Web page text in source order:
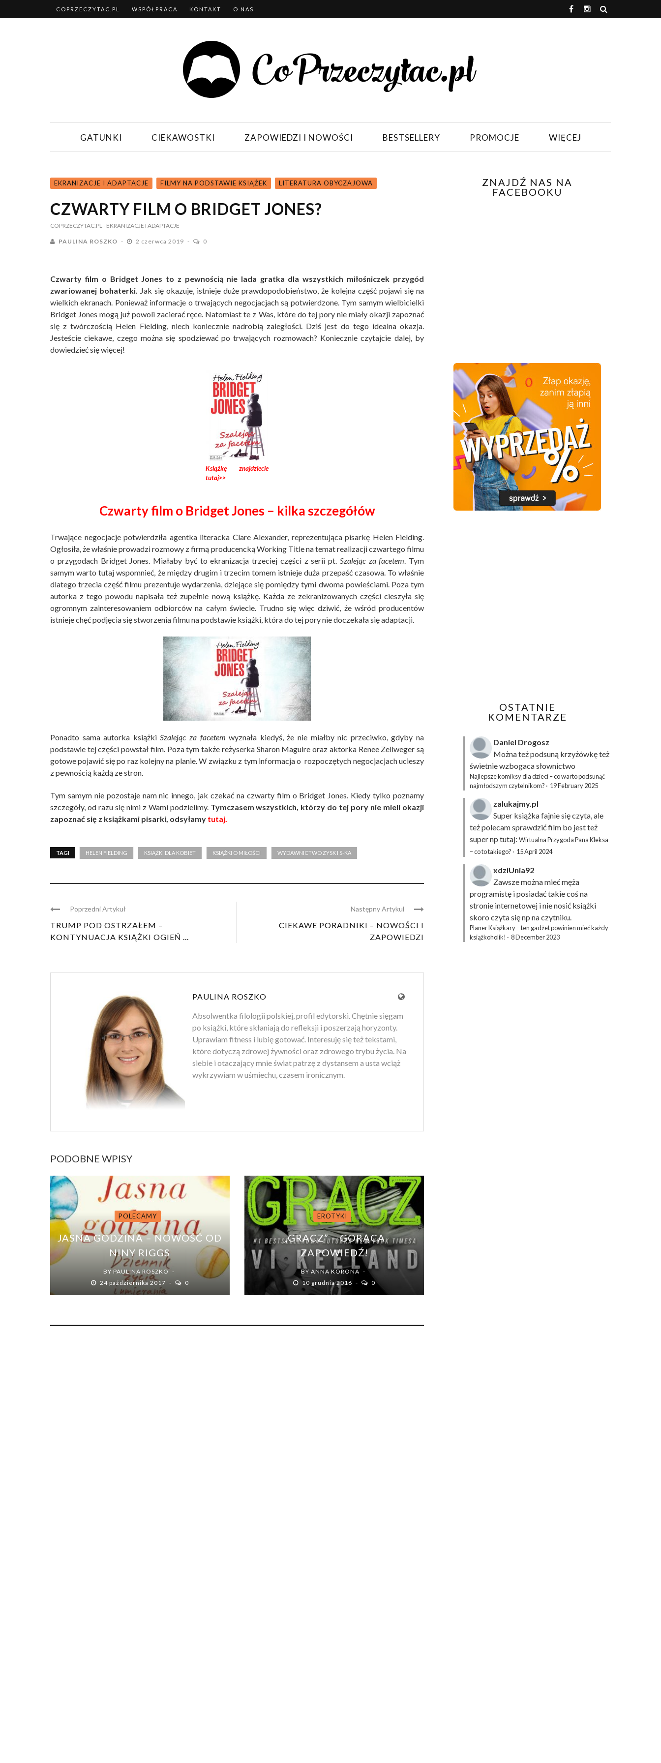
COPRZECZYTAC.PL WSPÓŁPRACA KONTAKT O NAS
GATUNKI CIEKAWOSTKI ZAPOWIEDZI I NOWOŚCI BESTSELLERY PROMOCJE WIĘCEJ
EKRANIZACJE I ADAPTACJE FILMY NA PODSTAWIE KSIĄŻEK LITERATURA OBYCZAJOWA
CZWARTY FILM O BRIDGET JONES?
COPRZECZYTAC.PL- EKRANIZACJE I ADAPTACJE
PAULINA ROSZKO 2 czerwca 2019 0
Czwarty film o Bridget Jones to z pewnością nie lada gratka dla wszystkich miłośniczek przygód
zwariowanej bohaterki. Jak się okazuje, istnieje duże prawdopodobieństwo, że kolejna część pojawi się na
wielkich ekranach. Ponieważ informacje o trwających negocjacjach są potwierdzone. Tym samym wielbicielki
Bridget Jones mogą już powoli zacierać ręce. Natomiast te z Was, które do tej pory nie miały okazji zapoznać
się z twórczością Helen Fielding, niech koniecznie nadrobią zaległości. Dziś jest do tego idealna okazja.
Jesteście ciekawe, czego można się spodziewać po trwających rozmowach? Koniecznie czytajcie dalej, by
dowiedzieć się więcej!
Książkę znajdziecie
tutaj>>
Czwarty film o Bridget Jones – kilka szczegółów
Trwające negocjacje potwierdziła agentka literacka Clare Alexander, reprezentująca pisarkę Helen Fielding.
Ogłosiła, że właśnie prowadzi rozmowy z firmą producencką Working Title na temat realizacji czwartego filmu
o przygodach Bridget Jones. Miałaby być to ekranizacja trzeciej części z serii pt. Szalejąc za facetem. Tym
samym warto tutaj wspomnieć, że między drugim i trzecim tomem istnieje duża przepaść czasowa. To właśnie
dlatego trzecia część filmu prezentuje wydarzenia, dziejące się pomiędzy tymi dwoma powieściami. Poza tym
autorka z tego powodu napisała też zupełnie nową książkę. Każda ze zekranizowanych części cieszyła się
ogromnym zainteresowaniem odbiorców na całym świecie. Trudno się więc dziwić, że wśród producentów
istnieje chęć podjęcia się stworzenia filmu na podstawie książki, która do tej pory nie doczekała się adaptacji.
Ponadto sama autorka książkiSzalejąc za facetem wyznała kiedyś, że nie miałby nic przeciwko, gdyby na
podstawie tej części powstał film. Poza tym także reżyserka Sharon Maguire oraz aktorka Renee Zellweger są
gotowe pojawić się po raz kolejny na planie. W związku z tym informacja o rozpoczętych negocjacjach ucieszy
z pewnością każdą ze stron.
Tym samym nie pozostaje nam nic innego, jak czekać na czwarty film o Bridget Jones. Kiedy tylko poznamy
szczegóły, od razu się nimi z Wami podzielimy. Tymczasem wszystkich, którzy do tej pory nie mieli okazji
zapoznać się z książkami pisarki, odsyłamy tutaj.
TAGI HELEN FIELDING KSIĄŻKI DLA KOBIET KSIĄŻKI O MIŁOŚCI WYDAWNICTWO ZYSK I S-KA
Poprzedni Artykuł
TRUMP POD OSTRZAŁEM –
KONTYNUACJA KSIĄŻKI OGIEŃ ...
Następny Artykul
CIEKAWE PORADNIKI – NOWOŚCI I
ZAPOWIEDZI
PAULINA ROSZKO
Absolwentka filologii polskiej, profil edytorski. Chętnie sięgam
po książki, które skłaniają do refleksji i poszerzają horyzonty.
Uprawiam fitness i lubię gotować. Interesuję się też tekstami,
które dotyczą zdrowej żywności oraz zdrowego trybu życia. Na
siebie i otaczający mnie świat patrzę z dystansem a usta wciąż
wykrzywiam w uśmiechu, czasem ironicznym.
PODOBNE WPISY
POLECAMY
JASNA GODZINA – NOWOŚĆ OD
NINY RIGGS
BY PAULINA ROSZKO
24 października 2017
0
EROTYKI
„GRACZ” – GORĄCA
ZAPOWIEDŹ!
BYANNA KORONA
10 grudnia 2016
0
ZNAJDŹ NAS NA
FACEBOOKU
OSTATNIE
KOMENTARZE
Daniel Drogosz
Można też podsuną krzyżówkęteż
świetnie wzbogaca słownictwo
Najlepsze komiksy dla dzieci – co warto podsunąć
najmłodszym czytelnikom? · 19 February 2025
zalukajmy.pl
Super książka fajnie się czyta, ale
też polecam sprawdzić film bo jest też
super np tutaj: Wirtualna Przygoda Pana Kleksa
– co to takiego? · 15 April 2024
xdziUnia92
Zawsze można mieć męża
programistę i posiadać takie coś na
stronie internetowej i nie nosić książki
skoro czyta się np na czytniku.
Planer Książkary – ten gadżet powinien mieć każdy
książkoholik! · 8 December 2023